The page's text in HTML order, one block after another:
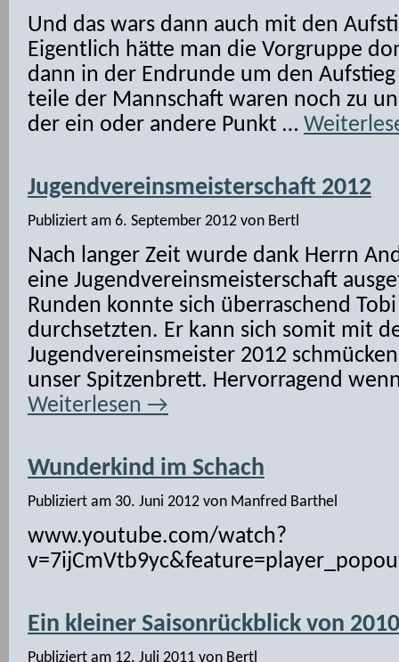
Und das wars dann auch mit den
Eigentlich hätte man die Vorgruppe
dann in der Endrunde um den
teile der Mannschaft waren noch zu
der ein oder andere Punkt …
Jugendvereinsmeisterschaft 2012
Publiziert am 6. September 2012 von Bertl
Nach langer Zeit wurde dank Herrn
eine Jugendvereinsmeisterschaft
Runden konnte sich überraschend
durchsetzten. Er kann sich somit mit
Jugendvereinsmeister 2012
unser Spitzenbrett. Hervorragend
Weiterlesen →
Wunderkind im Schach
Publiziert am 30. Juni 2012 von Manfred Barthel
www.youtube.com/watch?
Ein kleiner Saisonrückblick von
Publiziert am 12. Juli 2011 von Bertl